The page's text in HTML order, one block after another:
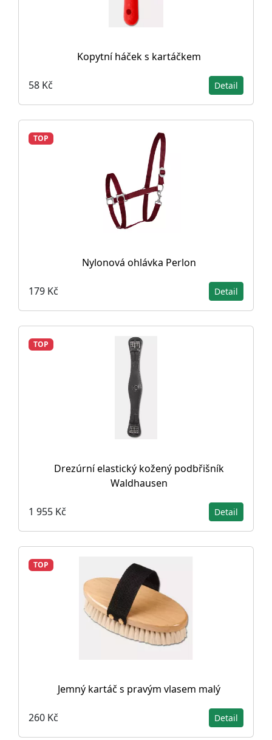
Kopytní háček s kartáčkem
58 Kč Detail
TOP
Nylonová ohlávka Perlon
179 Kč Detail
TOP
Drezúrní elastický kožený podbřišník
Waldhausen
1 955 Kč Detail
TOP
Jemný kartáč s pravým vlasem malý
260 Kč Detail